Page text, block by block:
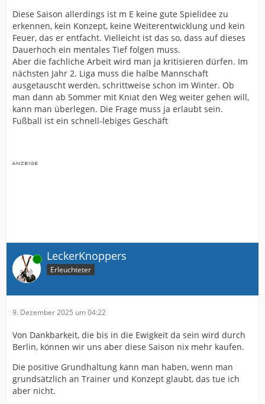
Diese Saison allerdings ist m E keine gute Spielidee zu
erkennen, kein Konzept, keine Weiterentwicklung und kein
Feuer, das er entfacht. Vielleicht ist das so, dass auf dieses
Dauerhoch ein mentales Tief folgen muss.
Aber die fachliche Arbeit wird man ja kritisieren dürfen. Im
nächsten Jahr 2. Liga muss die halbe Mannschaft
ausgetauscht werden, schrittweise schon im Winter. Ob
man dann ab Sommer mit Kniat den Weg weiter gehen will,
kann man überlegen. Die Frage muss ja erlaubt sein.
Fußball ist ein schnell-lebiges Geschäft
Online LeckerKnoppers
Erleuchteter
9. Dezember 2025 um 04:22
Von Dankbarkeit, die bis in die Ewigkeit da sein wird durch
Berlin, können wir uns aber diese Saison nix mehr kaufen.
Die positive Grundhaltung kann man haben, wenn man
grundsätzlich an Trainer und Konzept glaubt, das tue ich
aber nicht.